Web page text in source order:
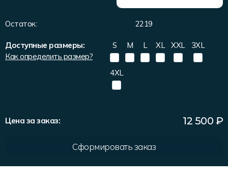
Остаток: 2219
Доступные размеры:
Как определить размер?
S M L XL XXL 3XL
4XL
Цена за заказ: 12 500 ₽
Сформировать заказ
Распродажа
Реквизиты
Система скидок и наценок
Пользовательское соглашение
Доставка